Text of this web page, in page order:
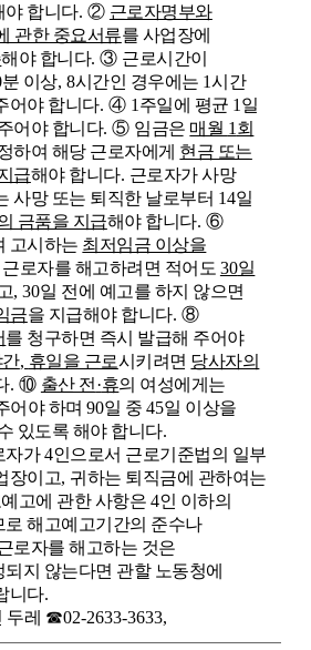
야 합니다. ② 근로자명부와
관한 중요서류를 사업장에
해야 합니다.③ 근로시간이
분 이상, 8시간인 경우에는 1시간
어야 합니다. ④ 1주일에 평균 1일
어야 합니다.⑤ 임금은 매월 1회
하여 해당 근로자에게 현금 또는
급해야 합니다. 근로자가 사망
사망 또는 퇴직한 날로부터 14일
금품을 지급해야 합니다. ⑥
고시하는 최저임금 이상을
근로자를 해고하려면 적어도 30일
, 30일 전에 예고를 하지 않으면
금을 지급해야 합니다. ⑧
를 청구하면 즉시 발급해 주어야
, 휴일을 근로시키려면 당사자의
. ⑩ 출산 전·휴의 여성에게는
어야 하며90일 중45일 이상을
있도록 해야 합니다.
자가4인으로서 근로기준법의 일부
장이고, 귀하는 퇴직금에 관하여는
고에 관한 사항은 4인 이하의
해고예고기간의 준수나
로자를 해고하는 것은
지 않는다면 관할 노동청에
니다.
두레 ☎02-2633-3633,